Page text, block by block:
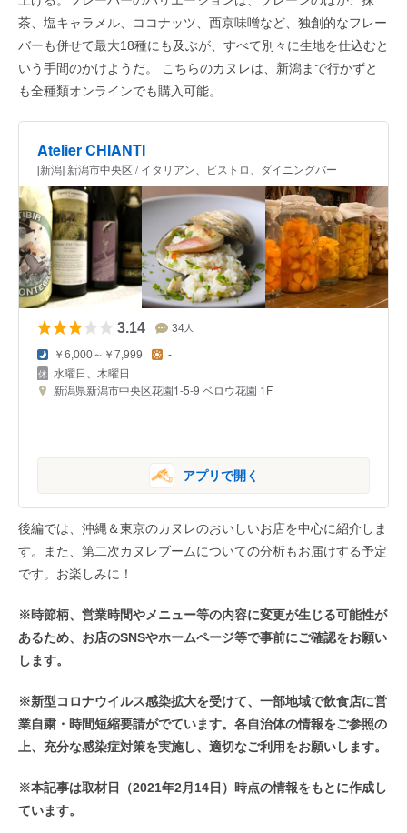
茶、塩キャラメル、ココナッツ、西京味噌など、独創的なフレー
バーも併せて最大18種にも及ぶが、すべて別々に生地を仕込むと
いう手間のかけようだ。 こちらのカヌレは、新潟まで行かずと
も全種類オンラインでも購入可能。
Atelier CHIANTI
[新潟] 新潟市中央区 / イタリアン、ビストロ、ダイニングバー
3.14 34人
￥6,000～￥7,999 -
水曜日、木曜日
新潟県新潟市中央区花園1-5-9 ベロウ花園 1F
アプリで開く
後編では、沖縄＆東京のカヌレのおいしいお店を中心に紹介しま
す。また、第二次カヌレブームについての分析もお届けする予定
です。お楽しみに！
※時節柄、営業時間やメニュー等の内容に変更が生じる可能性が
あるため、お店のSNSやホームページ等で事前にご確認をお願い
します。
※新型コロナウイルス感染拡大を受けて、一部地域で飲食店に営
業自粛・時間短縮要請がでています。各自治体の情報をご参照の
上、充分な感染症対策を実施し、適切なご利用をお願いします。
※本記事は取材日（2021年2月14日）時点の情報をもとに作成し
ています。